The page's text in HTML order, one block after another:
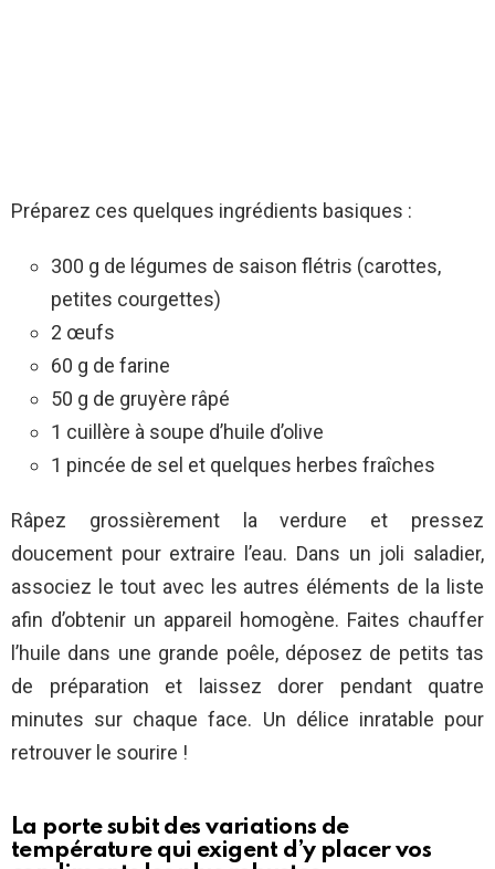
Préparez ces quelques ingrédients basiques :
300 g de légumes de saison flétris (carottes,
petites courgettes)
2 œufs
60 g de farine
50 g de gruyère râpé
1 cuillère à soupe d’huile d’olive
1 pincée de sel et quelques herbes fraîches
Râpez grossièrement la verdure et pressez
doucement pour extraire l’eau. Dans un joli saladier,
associez le tout avec les autres éléments de la liste
afin d’obtenir un appareil homogène. Faites chauffer
l’huile dans une grande poêle, déposez de petits tas
de préparation et laissez dorer pendant quatre
minutes sur chaque face. Un délice inratable pour
retrouver le sourire !
La porte subit des variations de
température qui exigent d’y placer vos